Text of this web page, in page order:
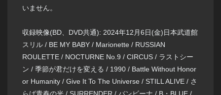
いません。
収録映像(BD、DVD共通): 2024年12月6日(金)日本武道館
スリル / BE MY BABY / Marionette / RUSSIAN
ROULETTE / NOCTURNE No.9 / CIRCUS / ラストシー
ン / 季節が君だけを変える / 1990 / Battle Without Honor
or Humanity / Give It To The Universe / STILL ALIVE / さ
らば青春の光 / SURRENDER / バンビーナ / B・BLUE /